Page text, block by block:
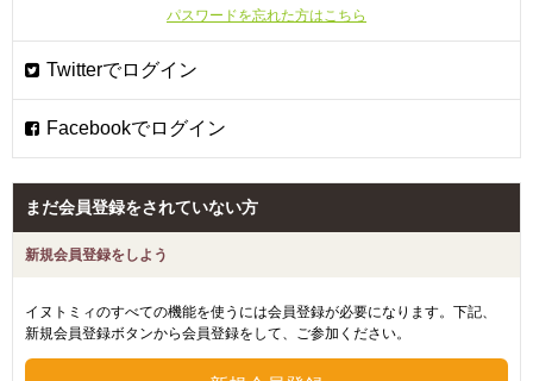
パスワードを忘れた方はこちら
まだ会員登録をされていない方
新規会員登録をしよう
イヌトミィのすべての機能を使うには会員登録が必要になります。下記、
新規会員登録ボタンから会員登録をして、ご参加ください。